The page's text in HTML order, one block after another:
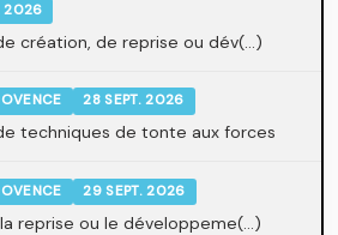
2026
création, de reprise ou dév(...)
28 SEPT. 2026
techniques de tonte aux forces
29 SEPT. 2026
reprise ou le développeme(...)